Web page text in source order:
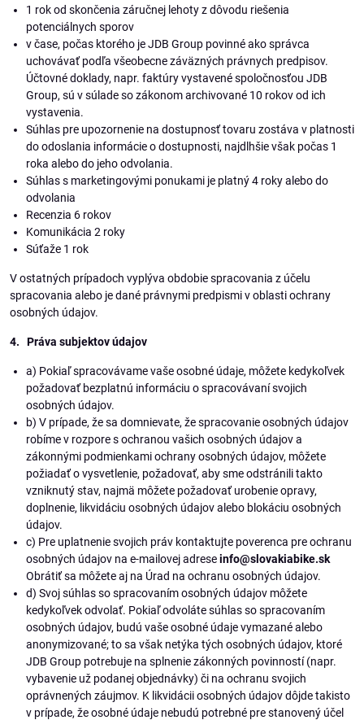
1 rok od skončenia záručnej lehoty z dôvodu riešenia
potenciálnych sporov
v čase, počas ktorého je JDB Group povinné ako správca
uchovávať podľa všeobecne záväzných právnych predpisov.
Účtovné doklady, napr. faktúry vystavené spoločnosťou JDB
Group, sú v súlade so zákonom archivované 10 rokov od ich
vystavenia.
Súhlas pre upozornenie na dostupnosť tovaru zostáva v platnosti
do odoslania informácie o dostupnosti, najdlhšie však počas 1
roka alebo do jeho odvolania.
Súhlas s marketingovými ponukami je platný 4 roky alebo do
odvolania
Recenzia 6 rokov
Komunikácia 2 roky
Súťaže 1 rok
V ostatných prípadoch vyplýva obdobie spracovania z účelu
spracovania alebo je dané právnymi predpismi v oblasti ochrany
osobných údajov.
4. Práva subjektov údajov
a) Pokiaľ spracovávame vaše osobné údaje, môžete kedykoľvek
požadovať bezplatnú informáciu o spracovávaní svojich
osobných údajov.
b) V prípade, že sa domnievate, že spracovanie osobných údajov
robíme v rozpore s ochranou vašich osobných údajov a
zákonnými podmienkami ochrany osobných údajov, môžete
požiadať o vysvetlenie, požadovať, aby sme odstránili takto
vzniknutý stav, najmä môžete požadovať urobenie opravy,
doplnenie, likvidáciu osobných údajov alebo blokáciu osobných
údajov.
c) Pre uplatnenie svojich práv kontaktujte poverenca pre ochranu
osobných údajov na e-mailovej adreseinfo@slovakiabike.sk
Obrátiť sa môžete aj na Úrad na ochranu osobných údajov.
d) Svoj súhlas so spracovaním osobných údajov môžete
kedykoľvek odvolať. Pokiaľ odvoláte súhlas so spracovaním
osobných údajov, budú vaše osobné údaje vymazané alebo
anonymizované; to sa však netýka tých osobných údajov, ktoré
JDB Group potrebuje na splnenie zákonných povinností (napr.
vybavenie už podanej objednávky) či na ochranu svojich
oprávnených záujmov. K likvidácii osobných údajov dôjde takisto
v prípade, že osobné údaje nebudú potrebné pre stanovený účel